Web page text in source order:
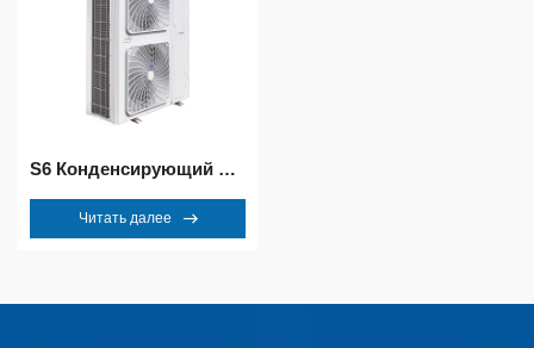
S6 Конденсирующий блок
Читать далее